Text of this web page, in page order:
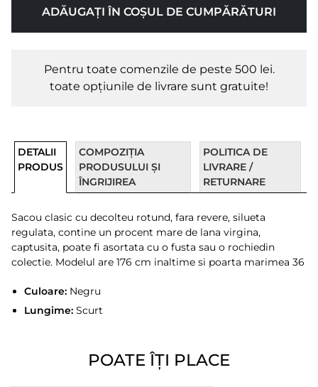
ADĂUGAȚI ÎN COȘUL DE CUMPĂRĂTURI
Pentru toate comenzile de peste 500 lei.
toate opțiunile de livrare sunt gratuite!
DETALII
PRODUS
COMPOZIȚIA
PRODUSULUI ȘI
ÎNGRIJIREA
POLITICA DE
LIVRARE /
RETURNARE
Sacou clasic cu decolteu rotund, fara revere, silueta
regulata, contine un procent mare de lana virgina,
captusita, poate fi asortata cu o fusta sau o rochiedin
colectie. Modelul are 176 cm inaltime si poarta marimea 36
Culoare:Negru
Lungime:Scurt
POATE ÎȚI PLACE